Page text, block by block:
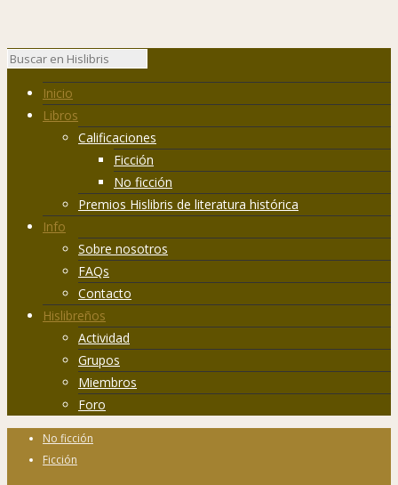
Inicio
Libros
Calificaciones
Ficción
No ficción
Premios Hislibris de literatura histórica
Info
Sobre nosotros
FAQs
Contacto
Hislibreños
Actividad
Grupos
Miembros
Foro
No ficción
Ficción